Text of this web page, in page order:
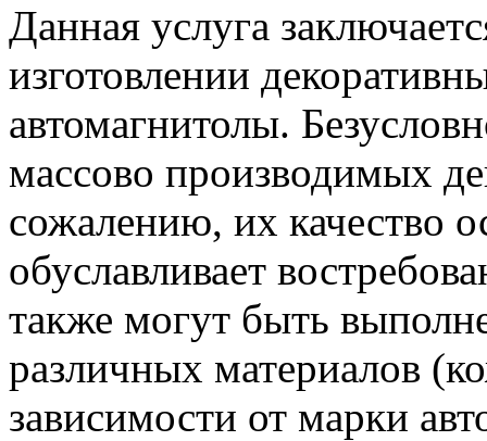
Данная услуга
изготовлении
автомагнитолы.
массово производимых
сожалению, их качество
обуславливает
также могут быть
различных материалов
зависимости от марки